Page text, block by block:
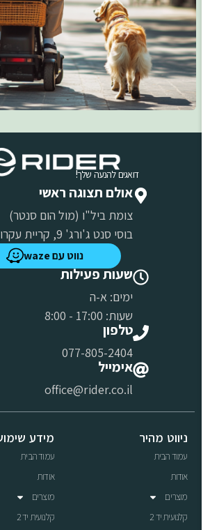
דואגים להנעה שלך!
אולם תצוגה ראשי
צומת ביל"ו (מול הום סנטר)
בוסי סנט ג'ורג' 9, קריית עקרון
נווט עם waze
שעות פעילות
ימים: א-ה
שעות: 17:00 - 8:00
טלפון
077-805-2404
אימייל
office@rider.co.il
ניווט מהיר
עמוד הבית
אודות
מוצרים
קלנועית יד 2
מידע שימושי
עמוד הבית
אודות
מוצרים
קלנועית יד 2